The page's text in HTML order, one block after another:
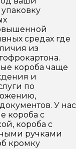
средах где
из
короба чаще
и
по
У нас
короба с
короба с
ручками
кромку